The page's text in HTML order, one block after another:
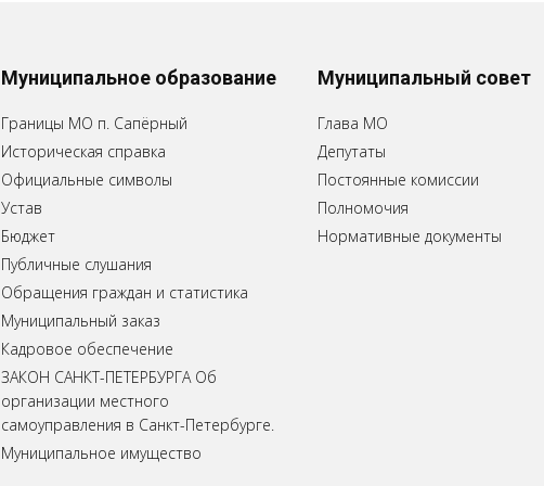
Муниципальное образование
Границы МО п. Сапёрный
Историческая справка
Официальные символы
Устав
Бюджет
Публичные слушания
Обращения граждан и статистика
Муниципальный заказ
Кадровое обеспечение
ЗАКОН САНКТ-ПЕТЕРБУРГА Об
организации местного
самоуправления в Санкт-Петербурге.
Муниципальное имущество
Муниципальный совет
Глава МО
Депутаты
Постоянные комиссии
Полномочия
Нормативные документы